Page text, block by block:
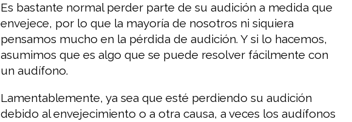
Es bastante normal perder parte de su audición a medida que
envejece, por lo que la mayoría de nosotros ni siquiera
pensamos mucho en la pérdida de audición. Y si lo hacemos,
asumimos que es algo que se puede resolver fácilmente con
un audífono.
Lamentablemente, ya sea que esté perdiendo su audición
debido al envejecimiento o a otra causa, a veces los audífonos